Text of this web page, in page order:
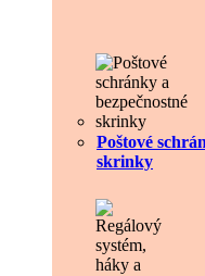
Poštové
skrinky